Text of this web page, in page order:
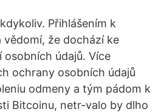
Přihlášením k
že dochází ke
údajů. Více
ochrany osobních údajů
odmeny a tým pádom k
Bitcoinu, netr-valo by dlho